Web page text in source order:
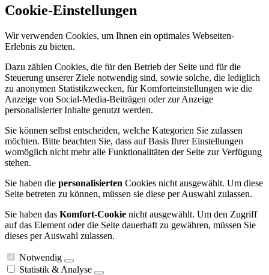
Cookie-Einstellungen
Wir verwenden Cookies, um Ihnen ein optimales Webseiten-
Erlebnis zu bieten.
Dazu zählen Cookies, die für den Betrieb der Seite und für die
Steuerung unserer Ziele notwendig sind, sowie solche, die lediglich
zu anonymen Statistikzwecken, für Komforteinstellungen wie die
Anzeige von Social-Media-Beiträgen oder zur Anzeige
personalisierter Inhalte genutzt werden.
Sie können selbst entscheiden, welche Kategorien Sie zulassen
möchten. Bitte beachten Sie, dass auf Basis Ihrer Einstellungen
womöglich nicht mehr alle Funktionalitäten der Seite zur Verfügung
stehen.
Sie haben die personalisierten Cookies nicht ausgewählt. Um diese
Seite betreten zu können, müssen sie diese per Auswahl zulassen.
Sie haben das Komfort-Cookie nicht ausgewählt. Um den Zugriff
auf das Element oder die Seite dauerhaft zu gewähren, müssen Sie
dieses per Auswahl zulassen.
Notwendig
Statistik & Analyse